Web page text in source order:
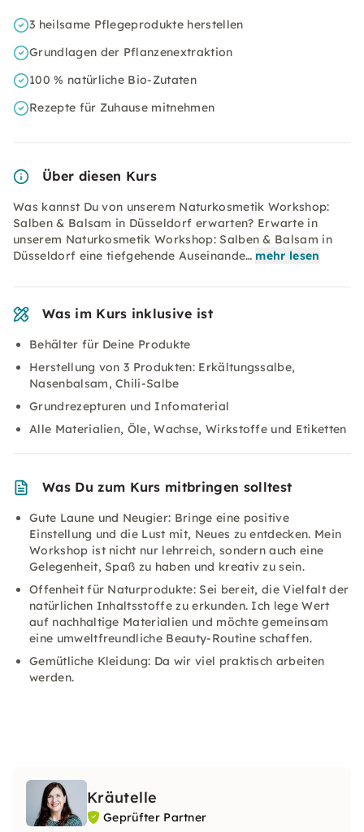
3 heilsame Pflegeprodukte herstellen
Grundlagen der Pflanzenextraktion
100 % natürliche Bio-Zutaten
Rezepte für Zuhause mitnehmen
Über diesen Kurs
Was kannst Du von unserem Naturkosmetik Workshop:
Salben & Balsam in Düsseldorf erwarten? Erwarte in
unserem Naturkosmetik Workshop: Salben & Balsam in
Düsseldorf eine tiefgehende Auseinande… mehr lesen
Was im Kurs inklusive ist
Behälter für Deine Produkte
Herstellung von 3 Produkten: Erkältungssalbe,
Nasenbalsam, Chili-Salbe
Grundrezepturen und Infomaterial
Alle Materialien, Öle, Wachse, Wirkstoffe und Etiketten
Was Du zum Kurs mitbringen solltest
Gute Laune und Neugier: Bringe eine positive
Einstellung und die Lust mit, Neues zu entdecken. Mein
Workshop ist nicht nur lehrreich, sondern auch eine
Gelegenheit, Spaß zu haben und kreativ zu sein.
Offenheit für Naturprodukte: Sei bereit, die Vielfalt der
natürlichen Inhaltsstoffe zu erkunden. Ich lege Wert
auf nachhaltige Materialien und möchte gemeinsam
eine umweltfreundliche Beauty-Routine schaffen.
Gemütliche Kleidung: Da wir viel praktisch arbeiten
werden.
Kräutelle
Geprüfter Partner